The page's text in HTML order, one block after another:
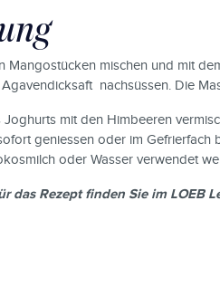
Mangostücken mischen und mit
nachsüssen. Die
mit den Himbeeren
geniessen oder im Gefrierfach
oder Wasser verwendet
das Rezept finden Sie im LOEB